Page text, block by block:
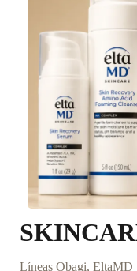
Líneas Obagi, EltaMD